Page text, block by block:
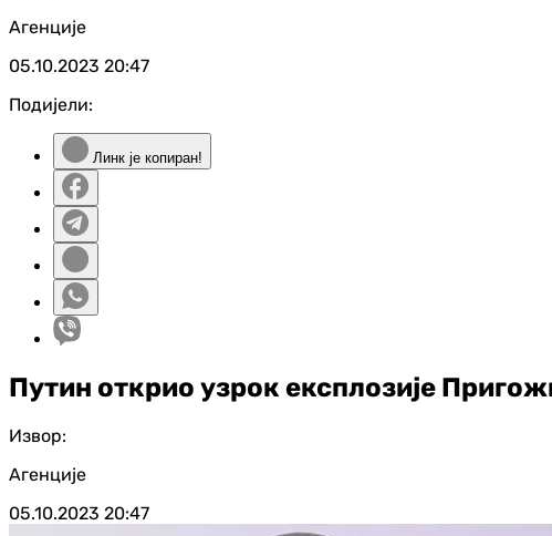
Агенције
05.10.2023 20:47
Подијели:
Линк је копиран!
Путин открио узрок експлозије
Извор:
Агенције
05.10.2023 20:47